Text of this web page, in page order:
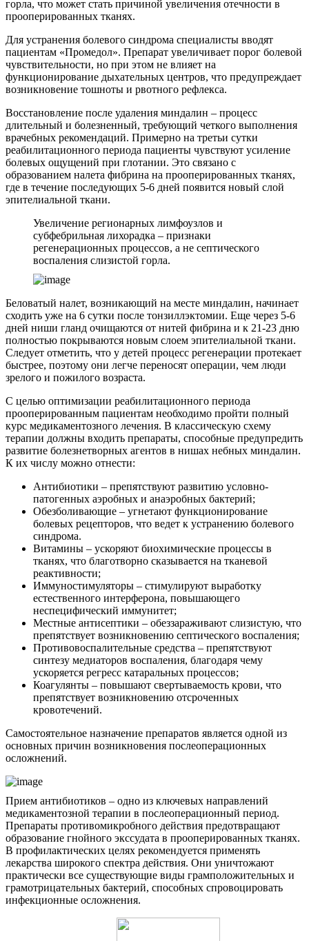
горла, что может стать причиной увеличения отечности в
прооперированных тканях.
Для устранения болевого синдрома специалисты вводят
пациентам «Промедол». Препарат увеличивает порог болевой
чувствительности, но при этом не влияет на
функционирование дыхательных центров, что предупреждает
возникновение тошноты и рвотного рефлекса.
Восстановление после удаления миндалин – процесс
длительный и болезненный, требующий четкого выполнения
врачебных рекомендаций. Примерно на третьи сутки
реабилитационного периода пациенты чувствуют усиление
болевых ощущений при глотании. Это связано с
образованием налета фибрина на прооперированных тканях,
где в течение последующих 5-6 дней появится новый слой
эпителиальной ткани.
Увеличение регионарных лимфоузлов и
субфебрильная лихорадка – признаки
регенерационных процессов, а не септического
воспаления слизистой горла.
Беловатый налет, возникающий на месте миндалин, начинает
сходить уже на 6 сутки после тонзиллэктомии. Еще через 5-6
дней ниши гланд очищаются от нитей фибрина и к 21-23 дню
полностью покрываются новым слоем эпителиальной ткани.
Следует отметить, что у детей процесс регенерации протекает
быстрее, поэтому они легче переносят операции, чем люди
зрелого и пожилого возраста.
С целью оптимизации реабилитационного периода
прооперированным пациентам необходимо пройти полный
курс медикаментозного лечения. В классическую схему
терапии должны входить препараты, способные предупредить
развитие болезнетворных агентов в нишах небных миндалин.
К их числу можно отнести:
Антибиотики – препятствуют развитию условно-
патогенных аэробных и анаэробных бактерий;
Обезболивающие – угнетают функционирование
болевых рецепторов, что ведет к устранению болевого
синдрома.
Витамины – ускоряют биохимические процессы в
тканях, что благотворно сказывается на тканевой
реактивности;
Иммуностимуляторы – стимулируют выработку
естественного интерферона, повышающего
неспецифический иммунитет;
Местные антисептики – обеззараживают слизистую, что
препятствует возникновению септического воспаления;
Противовоспалительные средства – препятствуют
синтезу медиаторов воспаления, благодаря чему
ускоряется регресс катаральных процессов;
Коагулянты – повышают свертываемость крови, что
препятствует возникновению отсроченных
кровотечений.
Самостоятельное назначение препаратов является одной из
основных причин возникновения послеоперационных
осложнений.
Прием антибиотиков – одно из ключевых направлений
медикаментозной терапии в послеоперационный период.
Препараты противомикробного действия предотвращают
образование гнойного экссудата в прооперированных тканях.
В профилактических целях рекомендуется применять
лекарства широкого спектра действия. Они уничтожают
практически все существующие виды грамположительных и
грамотрицательных бактерий, способных спровоцировать
инфекционные осложнения.